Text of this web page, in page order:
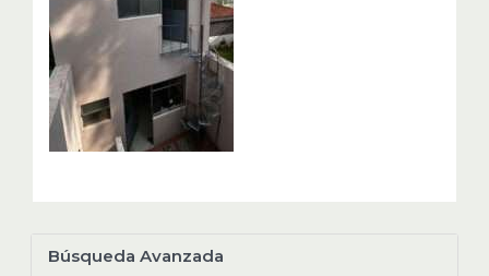
Búsqueda Avanzada